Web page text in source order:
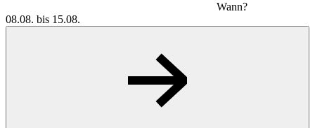
Wann?
08.08. bis 15.08.